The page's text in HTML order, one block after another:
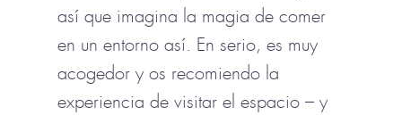
así que imagina la magia de comer
en un entorno así. En serio, es muy
acogedor y os recomiendo la
experiencia de visitar el espacio – y